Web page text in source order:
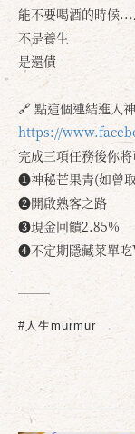
能不要喝酒的時候
不是養生
是還債
🔗 點這個連結進入
https://
完成三項任務後你
❶神秘芒果青(如曾
❷開啟熟客之路
❸現金回饋2.85%
❹不定期隱藏菜單
#人生murmur